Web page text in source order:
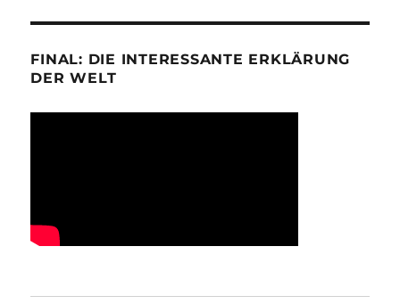
FINAL: DIE INTERESSANTE ERKLÄRUNG
DER WELT